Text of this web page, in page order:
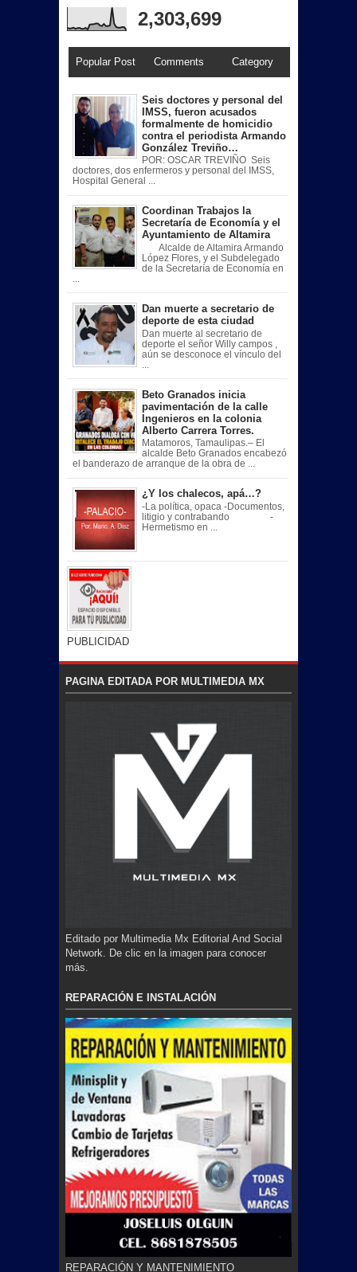
2,303,699
Popular Post Comments Category
Seis doctores y personal del
IMSS, fueron acusados
formalmente de homicidio
contra el periodista Armando
González Treviño…
POR: OSCAR TREVIÑO Seis
doctores, dos enfermeros y personal del IMSS,
Hospital General ...
Coordinan Trabajos la
Secretaría de Economía y el
Ayuntamiento de Altamira
Alcalde de Altamira Armando
López Flores, y el Subdelegado
de la Secretaría de Economía en
Dan muerte a secretario de
deporte de esta ciudad
Dan muerte al secretario de
deporte el señor Willy campos ,
aún se desconoce el vínculo del
Beto Granados inicia
pavimentación de la calle
Ingenieros en la colonia
Alberto Carrera Torres.
Matamoros, Tamaulipas.– El
alcalde Beto Granados encabezó
el banderazo de arranque de la obra de ...
¿Y los chalecos, apá…?
-La política, opaca -Documentos,
litigio y contrabando -
Hermetismo en ...
PUBLICIDAD
PAGINA EDITADA POR MULTIMEDIA MX
Editado por Multimedia Mx Editorial And Social
Network. De clic en la imagen para conocer
más.
REPARACIÓN E INSTALACIÓN
REPARACIÓN Y MANTENIMIENTO